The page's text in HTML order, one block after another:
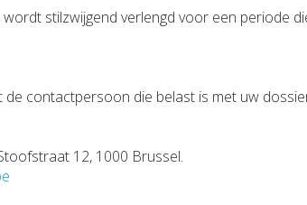
stilzwijgend verlengd voor een periode
contactpersoon die belast is met uw
12, 1000 Brussel.